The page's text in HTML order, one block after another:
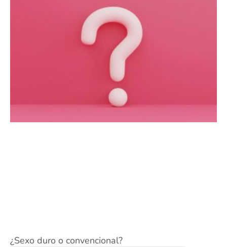
¿Sexo duro o convencional?